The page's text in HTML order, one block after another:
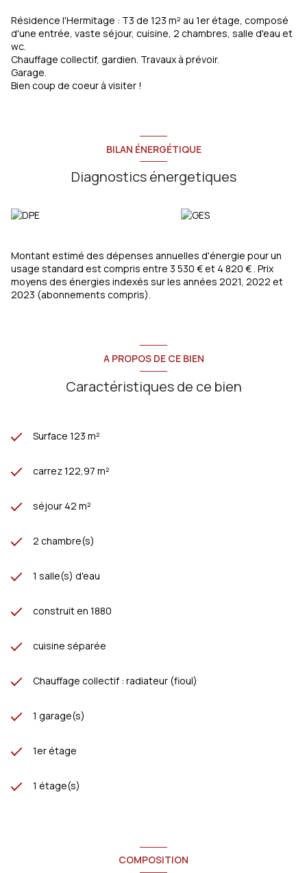
Résidence l'Hermitage : T3 de 123 m² au 1er étage, composé
d'une entrée, vaste séjour, cuisine, 2 chambres, salle d'eau et
wc.
Chauffage collectif, gardien. Travaux à prévoir.
Garage.
Bien coup de coeur à visiter !
BILAN ÉNERGÉTIQUE
Diagnostics énergetiques
Montant estimé des dépenses annuelles d'énergie pour un
usage standard est compris entre 3 530 € et 4 820 € . Prix
moyens des énergies indexés sur les années 2021, 2022 et
2023 (abonnements compris).
A PROPOS DE CE BIEN
Caractéristiques de ce bien
Surface 123 m²
carrez 122,97 m²
séjour 42 m²
2 chambre(s)
1 salle(s) d'eau
construit en 1880
cuisine séparée
Chauffage collectif : radiateur (fioul)
1 garage(s)
1er étage
1 étage(s)
COMPOSITION